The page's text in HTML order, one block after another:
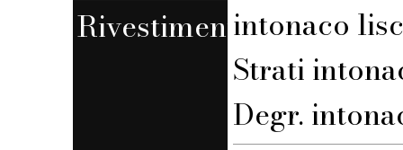
Rivestimentointonaco
Strati
Degr.